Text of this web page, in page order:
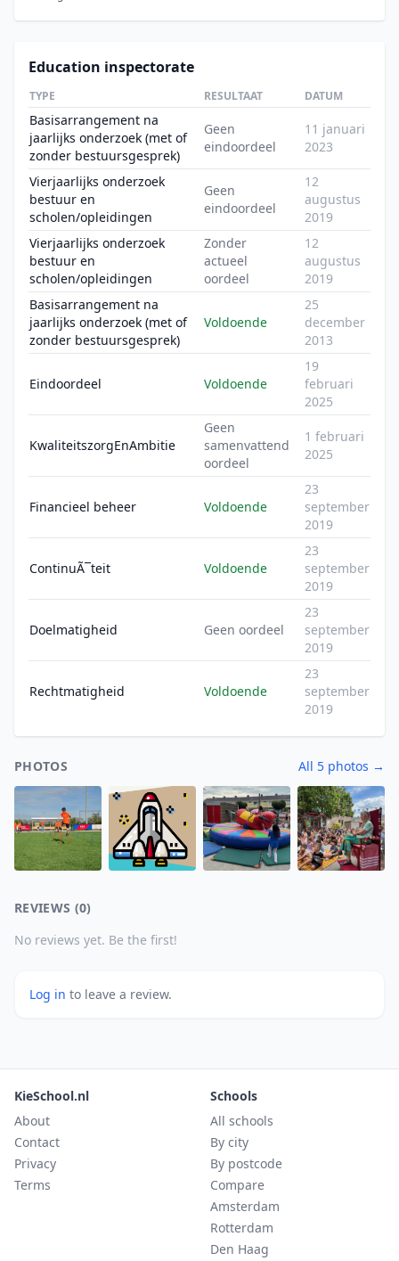
Education inspectorate
TYPE RESULTAAT DATUM
Basisarrangement na
jaarlijks onderzoek (met of
zonder bestuursgesprek)
Geen
eindoordeel
11 januari
2023
Vierjaarlijks onderzoek
bestuur en
scholen/opleidingen
Geen
eindoordeel
12
augustus
2019
Vierjaarlijks onderzoek
bestuur en
scholen/opleidingen
Zonder
actueel
oordeel
12
augustus
2019
Basisarrangement na
jaarlijks onderzoek (met of
zonder bestuursgesprek)
Voldoende
25
december
2013
Eindoordeel Voldoende
19
februari
2025
KwaliteitszorgEnAmbitie
Geen
samenvattend
oordeel
1 februari
2025
Financieel beheer Voldoende
23
september
2019
ContinuÃ¯teit Voldoende
23
september
2019
Doelmatigheid Geen oordeel
23
september
2019
Rechtmatigheid Voldoende
23
september
2019
PHOTOS All 5 photos →
REVIEWS (0)
No reviews yet. Be the first!
Log in to leave a review.
KieSchool.nl
About
Contact
Privacy
Terms
Schools
All schools
By city
By postcode
Compare
Amsterdam
Rotterdam
Den Haag